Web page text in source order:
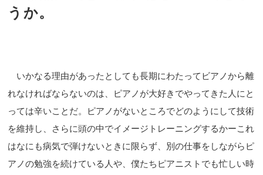
うか。
いかなる理由があったとしても長期にわたってビアノから離
れなければならないのは、ピアノが大好きでやってきた人にと
っては辛いことだ。ピアノがないところでどのようにして技術
を維持し、さらに頭の中でイメージトレーニングするかーこれ
はなにも病気で弾けないときに限らず、別の仕事をしながらピ
アノの勉強を続けている人や、僕たちピアニストでも忙しい時